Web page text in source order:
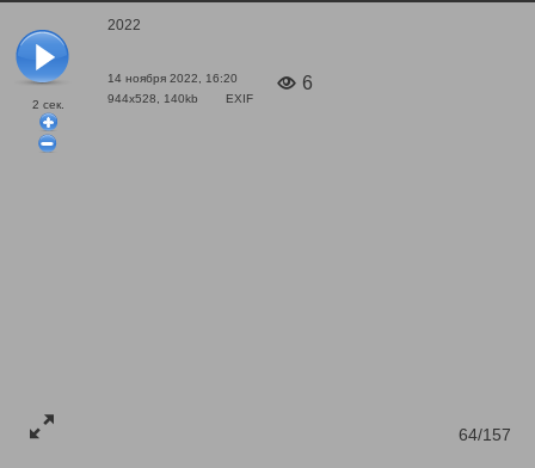
2 сек.
2022
14 ноября 2022, 16:20
944x528, 140kb
EXIF
6
64/157